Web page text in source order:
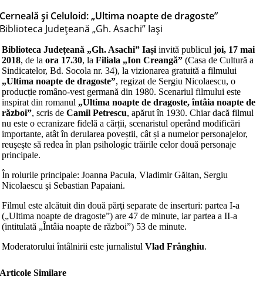
Cerneală și Celuloid: „Ultima noapte de dragoste”
Biblioteca Judeţeană „Gh. Asachi” Iaşi
Biblioteca Județeană „Gh. Asachi” Iași invită publicul joi, 17 mai
2018, de la ora 17.30, la Filiala „Ion Creangă” (Casa de Cultură a
Sindicatelor, Bd. Socola nr. 34), la vizionarea gratuită a filmului
„Ultima noapte de dragoste”, regizat de Sergiu Nicolaescu, o
producție româno-vest germană din 1980. Scenariul filmului este
inspirat din romanul „Ultima noapte de dragoste, întâia noapte de
război”, scris de Camil Petrescu, apărut în 1930. Chiar dacă filmul
nu este o ecranizare fidelă a cărții, scenaristul operând modificări
importante, atât în derularea poveștii, cât și a numelor personajelor,
reuşeşte să redea în plan psihologic trăirile celor două personaje
principale.
În rolurile principale: Joanna Pacuła, Vladimir Găitan, Sergiu
Nicolaescu şi Sebastian Papaiani.
Filmul este alcătuit din două părţi separate de inserturi: partea I-a
(„Ultima noapte de dragoste”) are 47 de minute, iar partea a II-a
(intitulată „Întâia noapte de război”) 53 de minute.
Moderatorului întâlnirii este jurnalistul Vlad Frânghiu.
Articole Similare